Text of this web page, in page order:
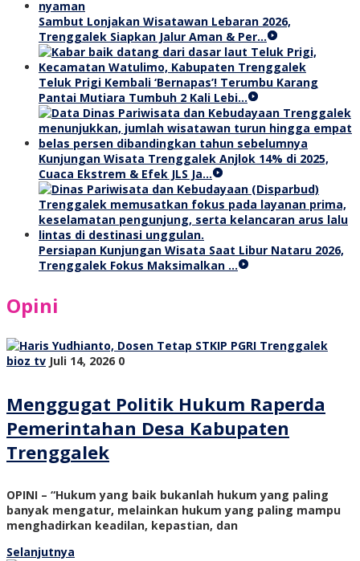
Sambut Lonjakan Wisatawan Lebaran 2026,
Trenggalek Siapkan Jalur Aman & Per…
Teluk Prigi Kembali ‘Bernapas’! Terumbu Karang
Pantai Mutiara Tumbuh 2 Kali Lebi…
Kunjungan Wisata Trenggalek Anjlok 14% di 2025,
Cuaca Ekstrem & Efek JLS Ja…
Persiapan Kunjungan Wisata Saat Libur Nataru 2026,
Trenggalek Fokus Maksimalkan …
Opini
bioz tv Juli 14, 2026 0
Menggugat Politik Hukum Raperda
Pemerintahan Desa Kabupaten
Trenggalek
OPINI – “Hukum yang baik bukanlah hukum yang paling
banyak mengatur, melainkan hukum yang paling mampu
menghadirkan keadilan, kepastian, dan
Selanjutnya